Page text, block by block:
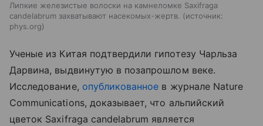
Липкие железистые волоски на камнеломке Saxifraga
candelabrum захватывают насекомых-жертв.
источник:
phys.org
Ученые из Китая подтвердили гипотезу Чарльза
Дарвина, выдвинутую в позапрошлом веке.
Исследование, опубликованное в журнале Nature
Communications, доказывает, что альпийский
цветок Saxifraga candelabrum является